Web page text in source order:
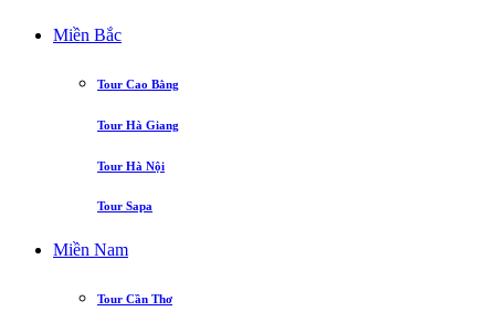
Miền Bắc
Tour Cao Bằng
Tour Hà Giang
Tour Hà Nội
Tour Sapa
Miền Nam
Tour Cần Thơ